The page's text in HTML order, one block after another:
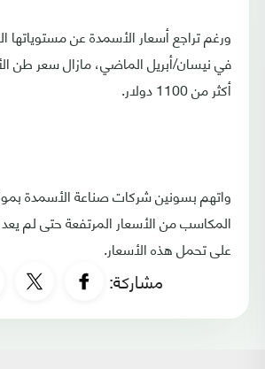
ورغم تراجع أسعار الأسمدة عن مستوياتها
في نيسان/أبريل الماضي، مازال سعر طن
أكثر من 1100 دولار.
واتهم بسونين شركات صناعة الأسمدة
المكاسب من الأسعار المرتفعة حتى لم
على تحمل هذه الأسعار.
مشاركة: